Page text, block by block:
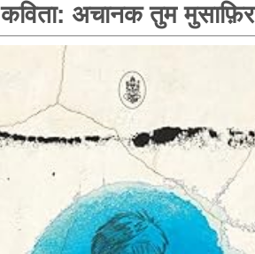
कविता: अचानक तुम मुसाफ़िर